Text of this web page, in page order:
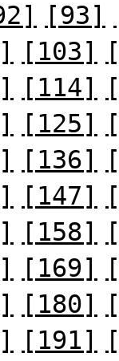
[93]
[103]
[114]
[125]
[136]
[147]
[158]
[169]
[180]
[191]